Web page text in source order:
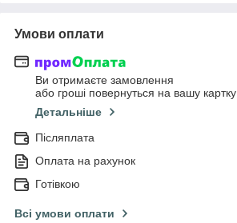
Умови оплати
Ви отримаєте замовлення
або гроші повернуться на вашу картку
Детальніше
Післяплата
Оплата на рахунок
Готівкою
Всі умови оплати